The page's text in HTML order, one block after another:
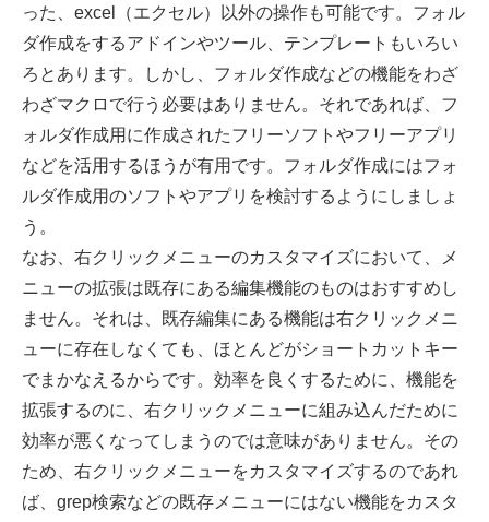
った、excel（エクセル）以外の操作も可能です。フォル
ダ作成をするアドインやツール、テンプレートもいろい
ろとあります。しかし、フォルダ作成などの機能をわざ
わざマクロで行う必要はありません。それであれば、フ
ォルダ作成用に作成されたフリーソフトやフリーアプリ
などを活用するほうが有用です。フォルダ作成にはフォ
ルダ作成用のソフトやアプリを検討するようにしましょ
う。
なお、右クリックメニューのカスタマイズにおいて、メ
ニューの拡張は既存にある編集機能のものはおすすめし
ません。それは、既存編集にある機能は右クリックメニ
ューに存在しなくても、ほとんどがショートカットキー
でまかなえるからです。効率を良くするために、機能を
拡張するのに、右クリックメニューに組み込んだために
効率が悪くなってしまうのでは意味がありません。その
ため、右クリックメニューをカスタマイズするのであれ
ば、grep検索などの既存メニューにはない機能をカスタ